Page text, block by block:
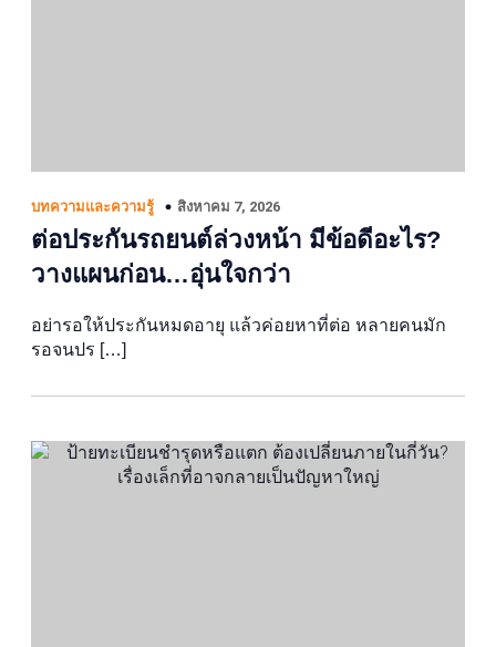
บทความและความรู้ สิงหาคม 7, 2026
ต่อประกันรถยนต์ล่วงหน้า มีข้อดีอะไร?
วางแผนก่อน…อุ่นใจกว่า
อย่ารอให้ประกันหมดอายุ แล้วค่อยหาที่ต่อ หลายคนมัก
รอจนปร […]